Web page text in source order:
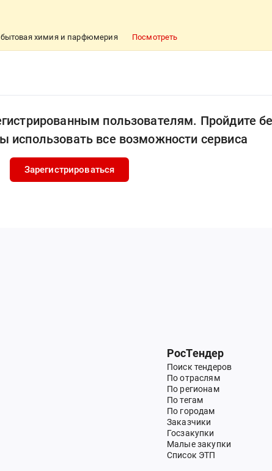
бытовая химия и парфюмерия
Посмотреть
пользователям. Пройдите
использовать все возможности сервиса
Зарегистрироваться
РосТендер
Поиск тендеров
По отраслям
По регионам
По тегам
По городам
Заказчики
Госзакупки
Малые закупки
Список ЭТП